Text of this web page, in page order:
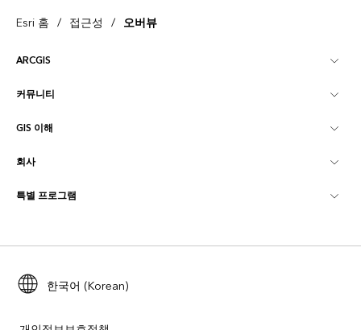
Esri 홈 / 접근성 / 오버뷰
ARCGIS
ArcGIS Overview
매핑
ArcGIS Online
Developer Technology
커뮤니티
Esri 커뮤니티
ArcGIS Blog
사용자 리서치 및 테스트
Esri Young Professionals Network
이벤트
GIS 이해
GIS란?
로케이션 인텔리전스
교육
ArcUser
회사
Esri 정보
채용
특별 프로그램
ArcGIS for Student Use
한국어 (Korean)